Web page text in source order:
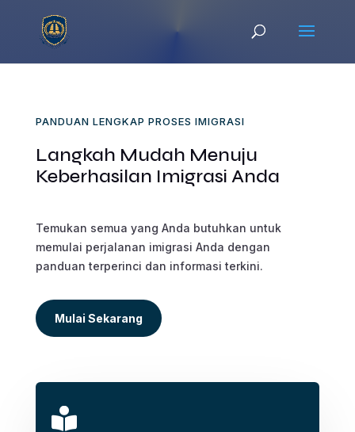
PANDUAN LENGKAP PROSES IMIGRASI
Langkah Mudah Menuju
Keberhasilan Imigrasi Anda
Temukan semua yang Anda butuhkan untuk
memulai perjalanan imigrasi Anda dengan
panduan terperinci dan informasi terkini.
Mulai Sekarang
